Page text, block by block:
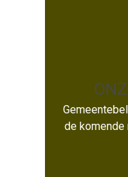
de komende